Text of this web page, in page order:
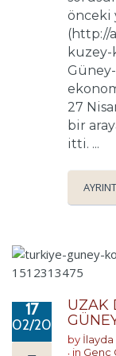
önceki
(http://
27
bir
itti. ...
17
02/2018
UZAK
by İlayda
in Genç